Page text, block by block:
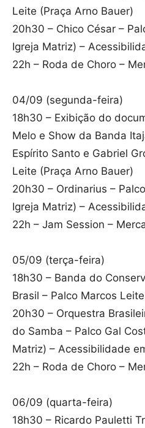
Leite (Praça Arno Bauer)
20h30 – Chico César –
Igreja Matriz) –
22h – Roda de Choro –
04/09 (segunda-feira)
18h30 – Exibição do
Melo e Show da Banda
Espírito Santo e Gabriel
Leite (Praça Arno Bauer)
20h30 – Ordinarius –
Igreja Matriz) –
22h – Jam Session –
05/09 (terça-feira)
18h30 – Banda do
Brasil – Palco Marcos
20h30 – Orquestra
do Samba – Palco Gal
Matriz) – Acessibilidade
22h – Roda de Choro –
06/09 (quarta-feira)
18h30 – Ricardo Pauletti